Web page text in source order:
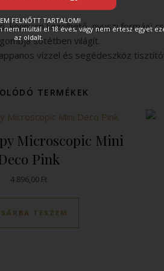
könnyen kezelhető, nyuszi formájú
sötétben világít.
vízzel és segédeszköz
TERMÉKEK
Microscopic Mini
Pink
4 896,00 Ft
TESZEM
FELNŐTT TARTALOM!
múltál el 18 éves, vagy nem értesz egyet
az oldalt.